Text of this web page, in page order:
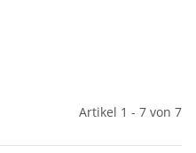
Artikel 1 - 7 von 7